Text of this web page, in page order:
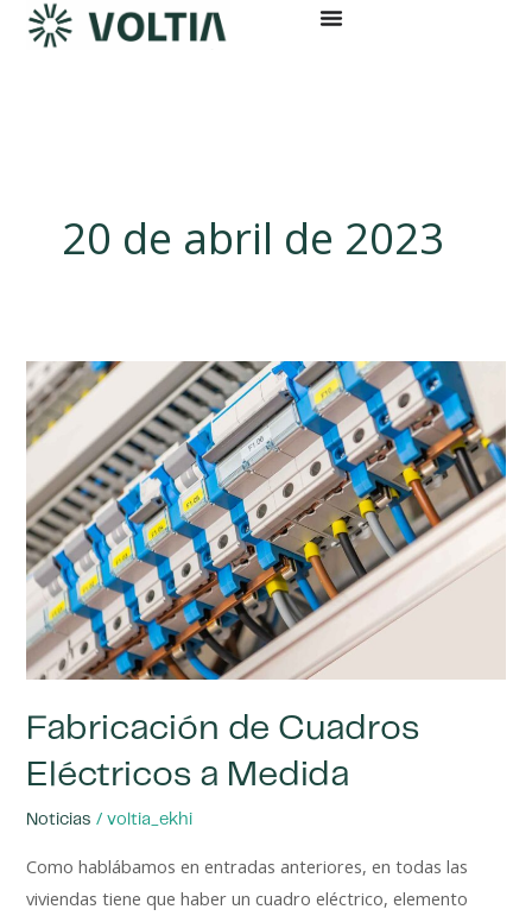
20 de abril de 2023
Fabricación de Cuadros
Eléctricos a Medida
Noticias /voltia_ekhi
Como hablábamos en entradas anteriores, en todas las
viviendas tiene que haber un cuadro eléctrico, elemento
Fabricación
de
Cuadros
Eléctricos
a
Medida